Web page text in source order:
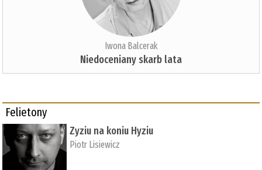
Iwona Balcerak
Niedoceniany skarb lata
Felietony
Zyziu na koniu Hyziu
Piotr Lisiewicz